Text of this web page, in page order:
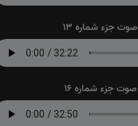
صوت جزء شماره 13
صوت جزء شماره 16